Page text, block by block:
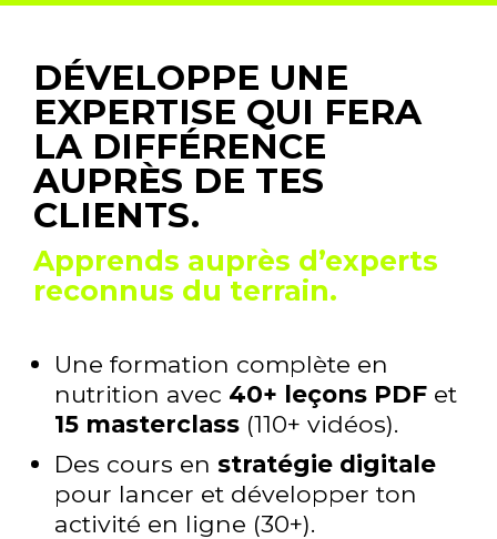
DÉVELOPPE UNE
EXPERTISE QUI FERA
LA DIFFÉRENCE
AUPRÈS DE TES
CLIENTS.
Apprends auprès d’experts
reconnus du terrain.
Une formation complète en
nutrition avec 40+ leçons PDFet
15 masterclass(110+ vidéos).
Des cours en stratégie digitale
pour lancer et développer ton
activité en ligne (30+).